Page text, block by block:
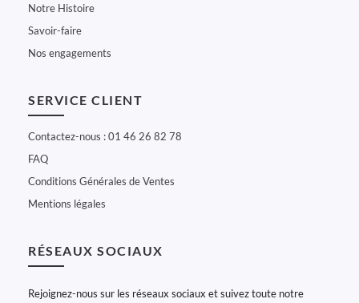
Notre Histoire
Savoir-faire
Nos engagements
SERVICE CLIENT
Contactez-nous : 01 46 26 82 78
FAQ
Conditions Générales de Ventes
Mentions légales
RÉSEAUX SOCIAUX
Rejoignez-nous sur les réseaux sociaux et suivez toute notre